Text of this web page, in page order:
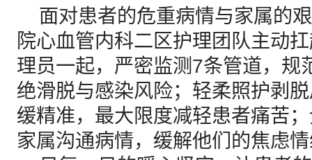
面对患者的危重病情与家属的
院心血管内科二区护理团队主动
理员一起，严密监测7条管道，规
绝滑脱与感染风险；轻柔照护剥
缓精准，最大限度减轻患者痛苦
家属沟通病情，缓解他们的焦虑